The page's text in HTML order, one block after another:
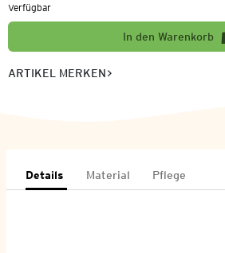
Verfügbar
In den Warenkorb
ARTIKEL MERKEN
Details Material Pflege